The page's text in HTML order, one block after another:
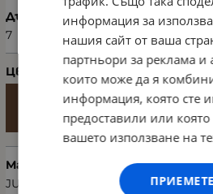
Дълбочина (см)
7
Цвят
Марка
JUICE COUTURE
информация за
нашия сайт от ваша
партньори за реклама и
които може да я
информация, която сте
предоставили или
вашето използване на